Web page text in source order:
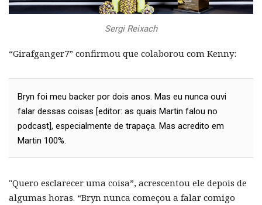
Sergi Reixach
“Girafganger7” confirmou que colaborou com Kenny:
Bryn foi meu backer por dois anos. Mas eu nunca ouvi
falar dessas coisas [editor: as quais Martin falou no
podcast], especialmente de trapaça. Mas acredito em
Martin 100%.
"Quero esclarecer uma coisa”, acrescentou ele depois de
algumas horas. “Bryn nunca começou a falar comigo